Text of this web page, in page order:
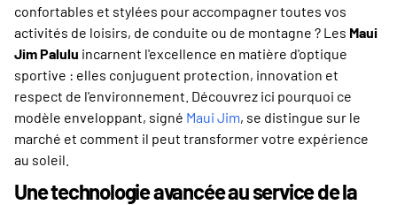
confortables et stylées pour accompagner toutes vos
activités de loisirs, de conduite ou de montagne ? Les Maui
Jim Palulu incarnent l'excellence en matière d'optique
sportive : elles conjuguent protection, innovation et
respect de l'environnement. Découvrez ici pourquoi ce
modèle enveloppant, signé Maui Jim, se distingue sur le
marché et comment il peut transformer votre expérience
au soleil.
Une technologie avancée au service de la